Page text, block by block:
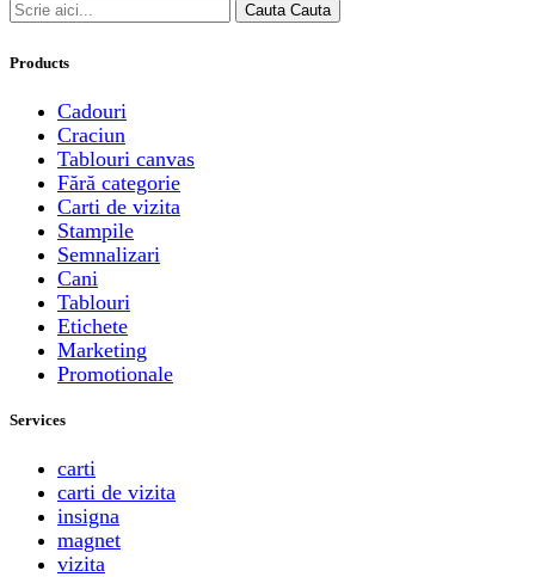
Cauta Cauta
Products
Cadouri
Craciun
Tablouri canvas
Fără categorie
Carti de vizita
Stampile
Semnalizari
Cani
Tablouri
Etichete
Marketing
Promotionale
Services
carti
carti de vizita
insigna
magnet
vizita